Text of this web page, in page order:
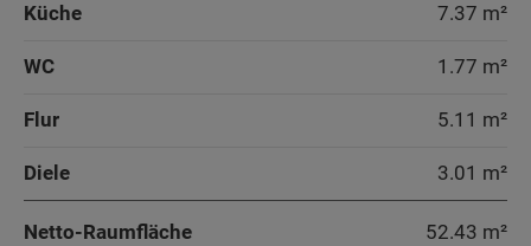
Küche 7.37 m²
WC 1.77 m²
Flur 5.11 m²
Diele 3.01 m²
Netto-Raumfläche 52.43 m²